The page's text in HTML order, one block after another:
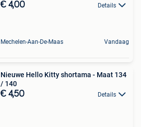
€ 4,00 Details
Mechelen-Aan-De-Maas Vandaag
Nieuwe Hello Kitty shortama - Maat 134
/ 140
€ 4,50 Details